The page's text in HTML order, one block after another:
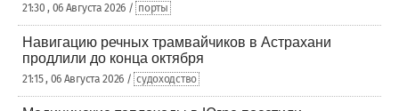
21:30 , 06 Августа 2026 / порты
Навигацию речных трамвайчиков в Астрахани
продлили до конца октября
21:15 , 06 Августа 2026 / судоходство